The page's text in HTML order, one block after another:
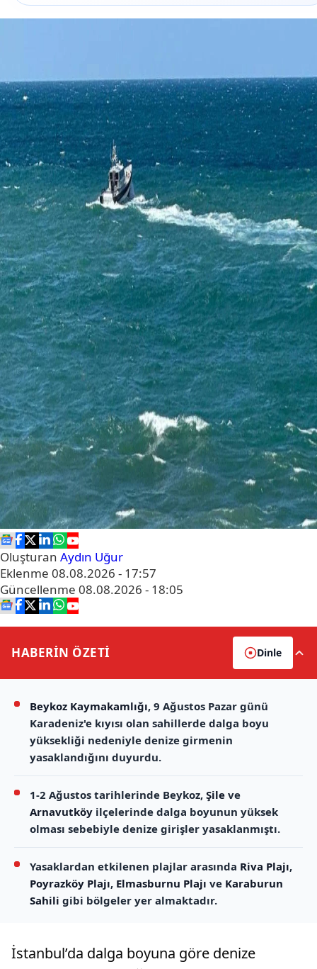
Oluşturan Aydın Uğur
Eklenme 08.08.2026 - 17:57
Güncellenme 08.08.2026 - 18:05
HABERİN ÖZETİ Dinle
Beykoz Kaymakamlığı, 9 Ağustos Pazar günü
Karadeniz'e kıyısı olan sahillerde dalga boyu
yüksekliği nedeniyle denize girmenin
yasaklandığını duyurdu.
1-2 Ağustos tarihlerinde Beykoz, Şile ve
Arnavutköy ilçelerinde dalga boyunun yüksek
olması sebebiyle denize girişler yasaklanmıştı.
Yasaklardan etkilenen plajlar arasında Riva Plajı,
Poyrazköy Plajı, Elmasburnu Plajı ve Karaburun
Sahili gibi bölgeler yer almaktadır.
İstanbul’da dalga boyuna göre denize